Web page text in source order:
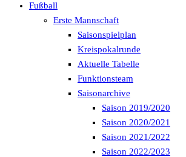
Fußball
Erste Mannschaft
Saisonspielplan
Kreispokalrunde
Aktuelle Tabelle
Funktionsteam
Saisonarchive
Saison 2019/2020
Saison 2020/2021
Saison 2021/2022
Saison 2022/2023